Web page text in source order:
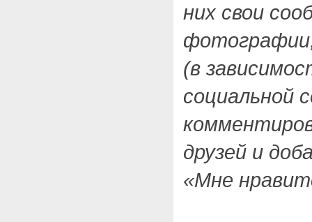
них свои
(в
социальной
друзей и
«Мне